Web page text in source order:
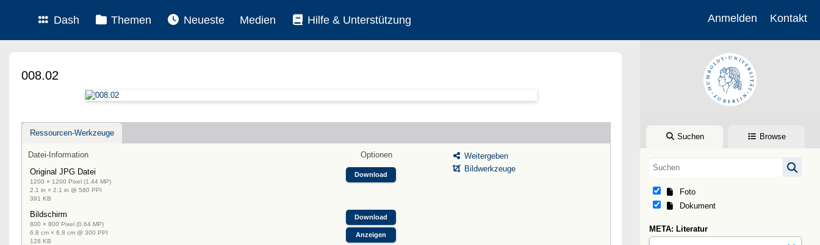
Dash Themen Neueste Medien Hilfe & Unterstützung Anmelden Kontakt
Suchen Browse
Foto
Dokument
META: Literatur
008.02
Ressourcen-Werkzeuge
Datei-Information
Optionen
Original JPG Datei
1200 × 1200 Pixel (1.44 MP)
2.1 in × 2.1 in @ 580 PPI
391 KB
Download
Bildschirm
800 × 800 Pixel (0.64 MP)
6.8 cm × 6.8 cm @ 300 PPI
128 KB
Download
Anzeigen
Weitergeben
Bildwerkzeuge